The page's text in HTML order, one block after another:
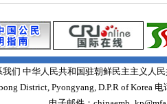
我们 中华人民共和国驻朝鲜民主主义人
District, Pyongyang, D.P.R of Korea